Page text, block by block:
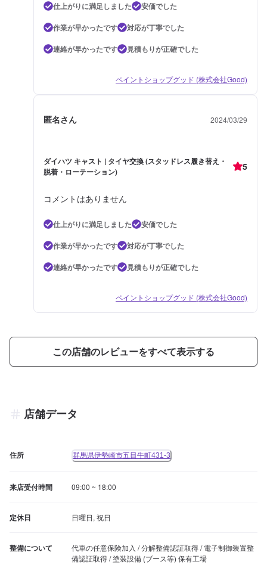
仕上がりに満足しました
安価でした
作業が早かったです
対応が丁寧でした
連絡が早かったです
見積もりが正確でした
ペイントショップグッド (株式会社Good)
匿名さん 2024/03/29
ダイハツ キャスト | タイヤ交換 (スタッドレス履き替え・
脱着・ローテーション)
5
コメントはありません
仕上がりに満足しました
安価でした
作業が早かったです
対応が丁寧でした
連絡が早かったです
見積もりが正確でした
ペイントショップグッド (株式会社Good)
この店舗のレビューをすべて表示する
店舗データ
住所 群馬県伊勢崎市五目牛町431-3
来店受付時間 09:00 ~ 18:00
定休日 日曜日, 祝日
整備について
代車の任意保険加入 / 分解整備認証取得 / 電子制御装置整
備認証取得 / 塗装設備 (ブース等) 保有工場